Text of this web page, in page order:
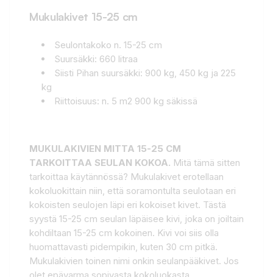
Mukulakivet 15-25 cm
Seulontakoko n. 15-25 cm
Suursäkki: 660 litraa
Siisti Pihan suursäkki: 900 kg, 450 kg ja 225
kg
Riittoisuus: n. 5 m2 900 kg säkissä
MUKULAKIVIEN MITTA 15-25 CM
TARKOITTAA SEULAN KOKOA. Mitä tämä sitten
tarkoittaa käytännössä? Mukulakivet erotellaan
kokoluokittain niin, että soramontulta seulotaan eri
kokoisten seulojen läpi eri kokoiset kivet. Tästä
syystä 15-25 cm seulan läpäisee kivi, joka on joiltain
kohdiltaan 15-25 cm kokoinen. Kivi voi siis olla
huomattavasti pidempikin, kuten 30 cm pitkä.
Mukulakivien toinen nimi onkin seulanpääkivet. Jos